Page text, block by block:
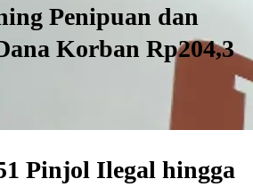
Penipuan dan
Korban Rp204,3
Pinjol Ilegal hingga